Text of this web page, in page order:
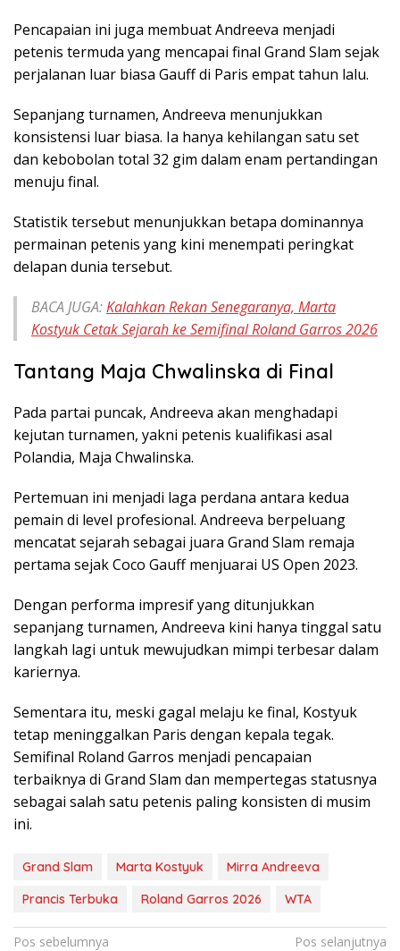
Pencapaian ini juga membuat Andreeva menjadi
petenis termuda yang mencapai final Grand Slam sejak
perjalanan luar biasa Gauff di Paris empat tahun lalu.
Sepanjang turnamen, Andreeva menunjukkan
konsistensi luar biasa. Ia hanya kehilangan satu set
dan kebobolan total 32 gim dalam enam pertandingan
menuju final.
Statistik tersebut menunjukkan betapa dominannya
permainan petenis yang kini menempati peringkat
delapan dunia tersebut.
BACA JUGA:Kalahkan Rekan Senegaranya, Marta
Kostyuk Cetak Sejarah ke Semifinal Roland Garros 2026
Tantang Maja Chwalinska di Final
Pada partai puncak, Andreeva akan menghadapi
kejutan turnamen, yakni petenis kualifikasi asal
Polandia, Maja Chwalinska.
Pertemuan ini menjadi laga perdana antara kedua
pemain di level profesional. Andreeva berpeluang
mencatat sejarah sebagai juara Grand Slam remaja
pertama sejak Coco Gauff menjuarai US Open 2023.
Dengan performa impresif yang ditunjukkan
sepanjang turnamen, Andreeva kini hanya tinggal satu
langkah lagi untuk mewujudkan mimpi terbesar dalam
kariernya.
Sementara itu, meski gagal melaju ke final, Kostyuk
tetap meninggalkan Paris dengan kepala tegak.
Semifinal Roland Garros menjadi pencapaian
terbaiknya di Grand Slam dan mempertegas statusnya
sebagai salah satu petenis paling konsisten di musim
ini.
Grand Slam Marta Kostyuk
Mirra Andreeva
Prancis Terbuka
Roland Garros 2026 WTA
Navigasi
Pos sebelumnya Pos selanjutnya